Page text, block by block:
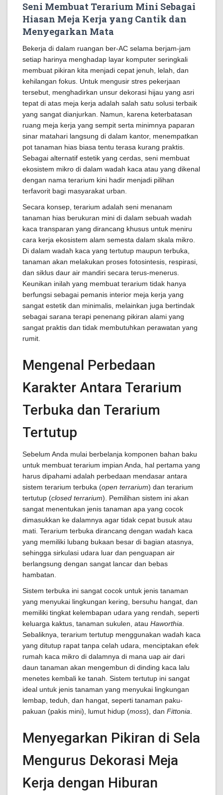
Seni Membuat Terarium Mini Sebagai
Hiasan Meja Kerja yang Cantik dan
Menyegarkan Mata
Bekerja di dalam ruangan ber-AC selama berjam-jam
setiap harinya menghadap layar komputer seringkali
membuat pikiran kita menjadi cepat jenuh, lelah, dan
kehilangan fokus. Untuk mengusir stres pekerjaan
tersebut, menghadirkan unsur dekorasi hijau yang asri
tepat di atas meja kerja adalah salah satu solusi terbaik
yang sangat dianjurkan. Namun, karena keterbatasan
ruang meja kerja yang sempit serta minimnya paparan
sinar matahari langsung di dalam kantor, menempatkan
pot tanaman hias biasa tentu terasa kurang praktis.
Sebagai alternatif estetik yang cerdas, seni membuat
ekosistem mikro di dalam wadah kaca atau yang dikenal
dengan nama terarium kini hadir menjadi pilihan
terfavorit bagi masyarakat urban.
Secara konsep, terarium adalah seni menanam
tanaman hias berukuran mini di dalam sebuah wadah
kaca transparan yang dirancang khusus untuk meniru
cara kerja ekosistem alam semesta dalam skala mikro.
Di dalam wadah kaca yang tertutup maupun terbuka,
tanaman akan melakukan proses fotosintesis, respirasi,
dan siklus daur air mandiri secara terus-menerus.
Keunikan inilah yang membuat terarium tidak hanya
berfungsi sebagai pemanis interior meja kerja yang
sangat estetik dan minimalis, melainkan juga bertindak
sebagai sarana terapi penenang pikiran alami yang
sangat praktis dan tidak membutuhkan perawatan yang
rumit.
Mengenal Perbedaan
Karakter Antara Terarium
Terbuka dan Terarium
Tertutup
Sebelum Anda mulai berbelanja komponen bahan baku
untuk membuat terarium impian Anda, hal pertama yang
harus dipahami adalah perbedaan mendasar antara
sistem terarium terbuka (open terrarium) dan terarium
tertutup (closed terrarium). Pemilihan sistem ini akan
sangat menentukan jenis tanaman apa yang cocok
dimasukkan ke dalamnya agar tidak cepat busuk atau
mati. Terarium terbuka dirancang dengan wadah kaca
yang memiliki lubang bukaan besar di bagian atasnya,
sehingga sirkulasi udara luar dan penguapan air
berlangsung dengan sangat lancar dan bebas
hambatan.
Sistem terbuka ini sangat cocok untuk jenis tanaman
yang menyukai lingkungan kering, bersuhu hangat, dan
memiliki tingkat kelembapan udara yang rendah, seperti
keluarga kaktus, tanaman sukulen, atau Haworthia
Sebaliknya, terarium tertutup menggunakan wadah kaca
yang ditutup rapat tanpa celah udara, menciptakan efek
rumah kaca mikro di dalamnya di mana uap air dari
daun tanaman akan mengembun di dinding kaca lalu
menetes kembali ke tanah. Sistem tertutup ini sangat
ideal untuk jenis tanaman yang menyukai lingkungan
lembap, teduh, dan hangat, seperti tanaman paku-
pakuan (pakis mini), lumut hidup (moss), dan Fittonia
Menyegarkan Pikiran di Sela
Mengurus Dekorasi Meja
Kerja dengan Hiburan